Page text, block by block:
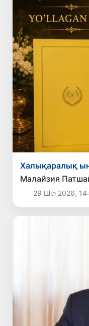
Халықаралық
Малайзия
29 Шіл 2026,